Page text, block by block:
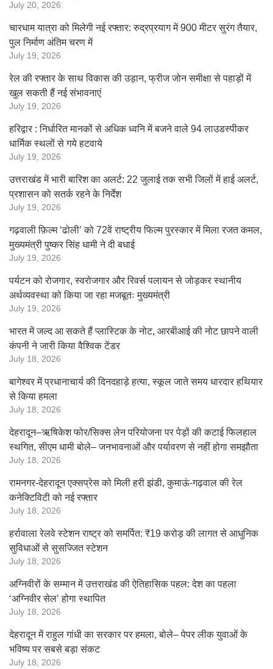
July 20, 2026
चारधाम यात्रा को मिलेगी नई रफ्तार: रुद्रप्रयाग में 900 मीटर सुरंग तैयार,
पुल निर्माण अंतिम चरण में
July 19, 2026
रेल की रफ्तार के साथ विकास की उड़ान, फ्रीज जोन समीक्षा से पहाड़ों में
खुल सकती हैं नई संभावनाएं
July 19, 2026
हरिद्वार : निर्धारित मानकों से अधिक ध्वनि में बजने वाले 94 लाउडस्पीकर
धार्मिक स्थलों से गये हटवाये
July 19, 2026
उत्तराखंड में भारी बारिश का अलर्ट: 22 जुलाई तक सभी जिलों में हाई अलर्ट,
प्रशासन को सतर्क रहने के निर्देश
July 19, 2026
गढ़वाली फ़िल्म ‘ढोली’ को 72वें राष्ट्रीय फिल्म पुरस्कार में मिला रजत कमल,
मुख्यमंत्री पुष्कर सिंह धामी ने दी बधाई
July 19, 2026
पर्यटन को रोजगार, स्वरोजगार और रिवर्स पलायन से जोड़कर स्थानीय
अर्थव्यवस्था को किया जा रहा मजबूतः मुख्यमंत्री
July 19, 2026
भारत में जल्द आ सकते हैं प्लास्टिक के नोट, आरबीआई की नोट छापने वाली
कंपनी ने जारी किया वैश्विक टेंडर
July 18, 2026
बागेश्वर में प्रधानाचार्य की दिनदहाड़े हत्या, स्कूल जाते समय धारदार हथियार
से किया हमला
July 18, 2026
देहरादून–ऋषिकेश फोर/सिक्स लेन परियोजना पर पेड़ों की कटाई फिलहाल
स्थगित, सीएम धामी बोले– जनभावनाओं और पर्यावरण से नहीं होगा समझौता
July 18, 2026
रामनगर-देहरादून एक्सप्रेस को मिली हरी झंडी, कुमाऊं-गढ़वाल की रेल
कनेक्टिविटी को नई रफ्तार
July 18, 2026
हर्रावाला रेलवे स्टेशन राष्ट्र को समर्पित: ₹19 करोड़ की लागत से आधुनिक
सुविधाओं से सुसज्जित स्टेशन
July 18, 2026
अग्निवीरों के सम्मान में उत्तराखंड की ऐतिहासिक पहल: देश का पहला
‘अग्निवीर सेल’ होगा स्थापित
July 18, 2026
देहरादून में राहुल गांधी का सरकार पर हमला, बोले– पेपर लीक युवाओं के
भविष्य पर सबसे बड़ा संकट
July 18, 2026